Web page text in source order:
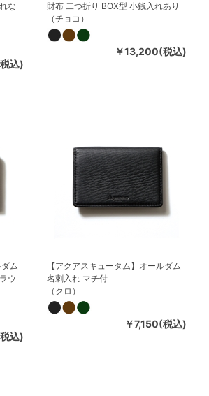
な
込)
財布 二つ折り BOX型 小銭入れあり
（チョコ）
￥13,200(税込)
ム
ウ
込)
【アクアスキュータム】オールダム
名刺入れ マチ付
（クロ）
￥7,150(税込)